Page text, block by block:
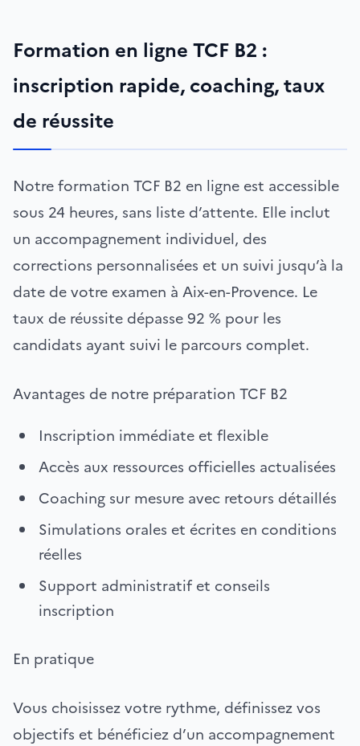
Formation en ligne TCF B2 :
inscription rapide, coaching, taux
de réussite
Notre formation TCF B2 en ligne est accessible
sous 24 heures, sans liste d’attente. Elle inclut
un accompagnement individuel, des
corrections personnalisées et un suivi jusqu’à la
date de votre examen à Aix-en-Provence. Le
taux de réussite dépasse 92 % pour les
candidats ayant suivi le parcours complet.
Avantages de notre préparation TCF B2
Inscription immédiate et flexible
Accès aux ressources officielles actualisées
Coaching sur mesure avec retours détaillés
Simulations orales et écrites en conditions
réelles
Support administratif et conseils
inscription
En pratique
Vous choisissez votre rythme, définissez vos
objectifs et bénéficiez d’un accompagnement